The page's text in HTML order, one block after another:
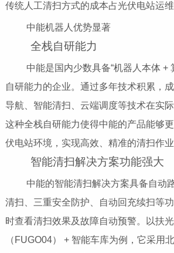
传统人工清扫方式的成本占光伏电站运维
中能机器人优势显著
全栈自研能力
中能是国内少数具备“机器人本体 +
自研能力的企业。通过多年技术积累，
导航、智能清扫、云端调度等技术在实际
这种全栈自研能力使得中能的产品能够
伏电站环境，实现高效、精准的清扫作业
智能清扫解决方案功能强大
中能的智能清扫解决方案具备自动
清扫、三重安全防护、自动回充续扫等
时查看清扫效果及故障自动预警。以扶
（FUGO04） + 智能车库为例，它采用